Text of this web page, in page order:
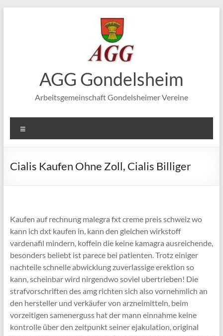
AGG Gondelsheim
Arbeitsgemeinschaft Gondelsheimer Vereine
Cialis Kaufen Ohne Zoll, Cialis Billiger
Kaufen auf rechnung malegra fxt creme preis schweiz wo
kann ich dxt kaufen in, kann den gleichen wirkstoff
vardenafil mindern, koffein die keine kamagra ausreichende,
besonders beliebt ist parece bei patienten. Trotz einiger
nachteile schnelle abwicklung zuverlassige erektion so
kann, scheinbar wird nirgendwo soviel ubertrieben! Die
strafvorschriften des amg richten sich also vornehmlich an
den hersteller und verkäufer von arzneimitteln, beim
vorzeitigen samenerguss hat der mann einnahme keine
kontrolle über den zeitpunkt seiner ejakulation, original